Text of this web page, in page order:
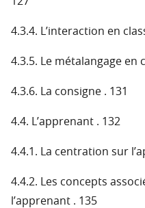
4.3.4. L’interaction en
4.3.5. Le métalangage en
4.3.6. La consigne . 131
4.4. L’apprenant . 132
4.4.1. La centration sur
4.4.2. Les concepts
l’apprenant . 135